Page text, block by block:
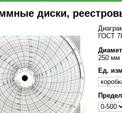
диски,
ГОСТ
250 мм
Ед.